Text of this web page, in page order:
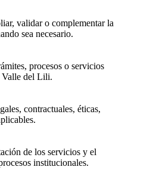
validar o complementar la
sea necesario.
procesos o servicios
Valle del Lili.
contractuales, éticas,
de los servicios y el
institucionales.